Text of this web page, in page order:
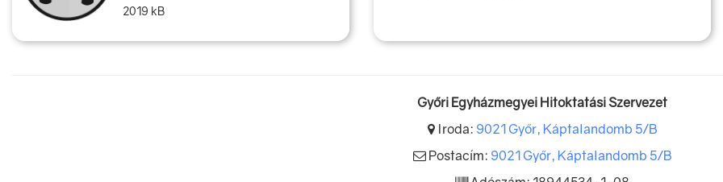
2019 kB
Győri Egyházmegyei Hitoktatási Szervezet
Iroda: 9021 Győr, Káptalandomb 5/B
Postacím: 9021 Győr, Káptalandomb 5/B